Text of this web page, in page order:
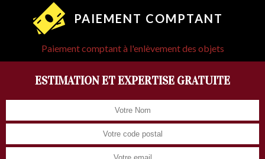
PAIEMENT COMPTANT
Paiement comptant à l'enlèvement des objets
ESTIMATION ET EXPERTISE GRATUITE